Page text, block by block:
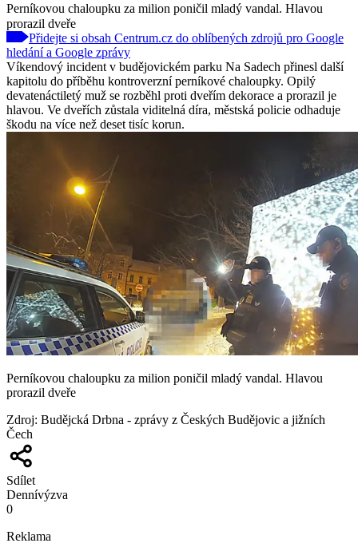
Perníkovou chaloupku za milion poničil mladý vandal. Hlavou
prorazil dveře
Přidejte si obsah Centrum.cz do oblíbených zdrojů pro Google
hledání a Google zprávy
Víkendový incident v budějovickém parku Na Sadech přinesl další
kapitolu do příběhu kontroverzní perníkové chaloupky. Opilý
devatenáctiletý muž se rozběhl proti dveřím dekorace a prorazil je
hlavou. Ve dveřích zůstala viditelná díra, městská policie odhaduje
škodu na více než deset tisíc korun.
Perníkovou chaloupku za milion poničil mladý vandal. Hlavou
prorazil dveře
Zdroj: Budějcká Drbna - zprávy z Českých Budějovic a jižních
Čech
Sdílet
Dennívýzva
0
Reklama